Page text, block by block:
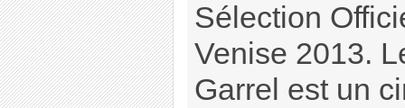
Sélection
Venise 2013.
Garrel est un